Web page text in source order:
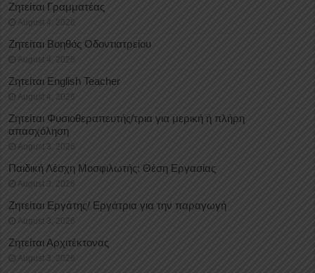
Ζητείται Γραμματέας
August 4, 2026
Ζητείται Βοηθός Οδοντιατρείου
August 4, 2026
Ζητείται English Teacher
August 4, 2026
Ζητείται Φυσιοθεραπευτής/τρια για μερική ή πλήρη
απασχόληση
August 3, 2026
Παιδική Λέσχη Μοσφιλωτής: Θέση Εργασίας
August 3, 2026
Ζητείται Εργάτης/ Εργάτρια για την παραγωγή
August 3, 2026
Ζητείται Αρχιτέκτονας
August 3, 2026